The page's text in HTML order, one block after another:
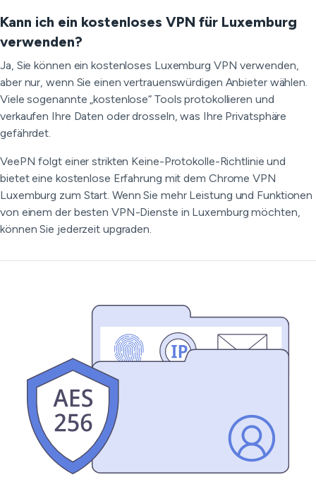
Kann ich ein kostenloses VPN für Luxemburg
verwenden?
Ja, Sie können ein kostenloses Luxemburg VPN verwenden,
aber nur, wenn Sie einen vertrauenswürdigen Anbieter wählen.
Viele sogenannte „kostenlose“ Tools protokollieren und
verkaufen Ihre Daten oder drosseln, was Ihre Privatsphäre
gefährdet.
VeePN folgt einer strikten Keine-Protokolle-Richtlinie und
bietet eine kostenlose Erfahrung mit dem Chrome VPN
Luxemburg zum Start. Wenn Sie mehr Leistung und Funktionen
von einem der besten VPN-Dienste in Luxemburg möchten,
können Sie jederzeit upgraden.